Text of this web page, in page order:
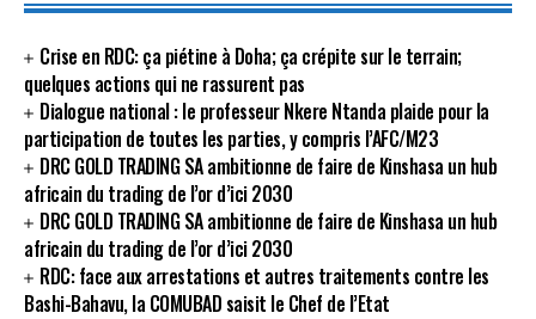
Crise en RDC: ça piétine à Doha; ça crépite sur le terrain;
quelques actions qui ne rassurent pas
Dialogue national : le professeur Nkere Ntanda plaide pour la
participation de toutes les parties, y compris l’AFC/M23
DRC GOLD TRADING SA ambitionne de faire de Kinshasa un hub
africain du trading de l’or d’ici 2030
DRC GOLD TRADING SA ambitionne de faire de Kinshasa un hub
africain du trading de l’or d’ici 2030
RDC: face aux arrestations et autres traitements contre les
Bashi-Bahavu, la COMUBAD saisit le Chef de l’Etat